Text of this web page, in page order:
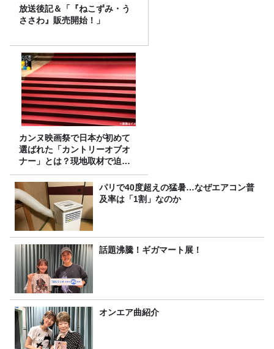
放送後記＆「『ねこずみ・う
ささわ』販売開始！」
カンヌ映画祭で日本が初めて
選ばれた「カントリーオブオ
ナー」とは？現地取材で迫る
選出の意味
パリで40度超えの猛暑…なぜエアコン普
及率は「1割」なのか
話題沸騰！ギガマート展！
オンエア曲紹介